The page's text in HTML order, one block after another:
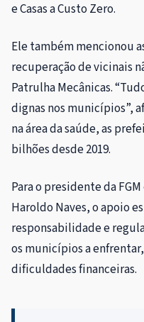
e Casas a Custo Zero.
Ele também mencionou
recuperação de vicinais
Patrulha Mecânicas.
dignas nos municípios”,
na área da saúde, as
bilhões desde 2019.
Para o presidente da
Haroldo Naves, o apoio
responsabilidade e
os municípios a
dificuldades financeiras.